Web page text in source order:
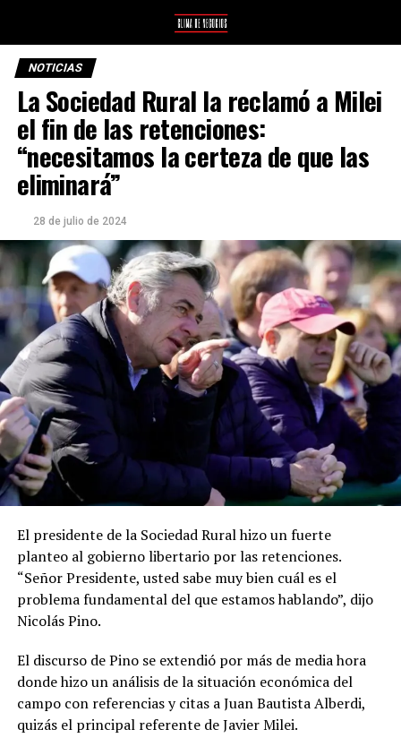
NOTICIAS
La Sociedad Rural la reclamó a Milei
el fin de las retenciones:
“necesitamos la certeza de que las
eliminará”
28 de julio de 2024
El presidente de la Sociedad Rural hizo un fuerte
planteo al gobierno libertario por las retenciones.
“Señor Presidente, usted sabe muy bien cuál es el
problema fundamental del que estamos hablando”, dijo
Nicolás Pino.
El discurso de Pino se extendió por más de media hora
donde hizo un análisis de la situación económica del
campo con referencias y citas a Juan Bautista Alberdi,
quizás el principal referente de Javier Milei.